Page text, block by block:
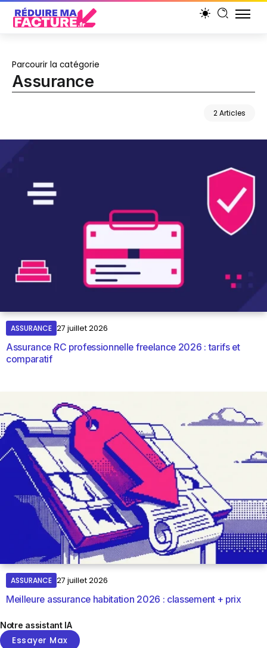
Parcourir la catégorie
Assurance
2 Articles
Notre assistant IA
Essayer Max
ASSURANCE 27 juillet 2026
Assurance RC professionnelle freelance 2026 : tarifs et
comparatif
ASSURANCE 27 juillet 2026
Meilleure assurance habitation 2026 : classement + prix